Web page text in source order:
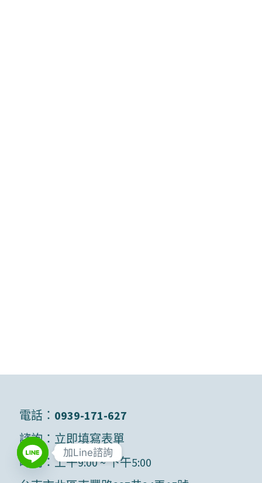
電話： 0939-171-627
諮詢： 立即填寫表單
時間：上午9:00 ~ 下午5:00
加Line諮詢